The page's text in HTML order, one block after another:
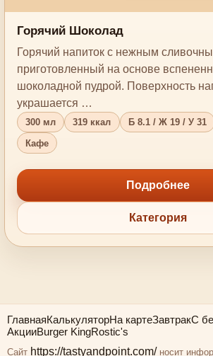
Горячий Шоколад
Горячий напиток с нежным
приготовленный на основе
шоколадной пудрой. Поверхность
украшается …
300 мл 319 ккал
Б 8.1 / Ж 19 / У 31
Кафе
Подробнее
Категория
ГлавнаяКалькуляторНа картеЗавтракС
АкцииBurger KingRostic's
Сайт https://tastyandpoint.com/ носит